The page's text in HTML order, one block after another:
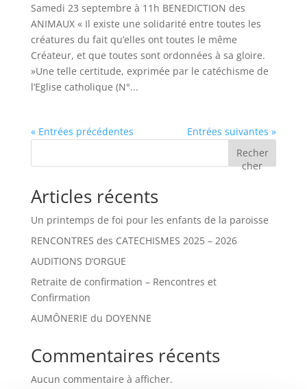
Samedi 23 septembre à 11h BENEDICTION des
ANIMAUX « Il existe une solidarité entre toutes les
créatures du fait qu’elles ont toutes le même
Créateur, et que toutes sont ordonnées à sa gloire.
»Une telle certitude, exprimée par le catéchisme de
l’Eglise catholique (N°...
« Entrées précédentes
Entrées suivantes »
Recher
cher
Articles récents
Un printemps de foi pour les enfants de la paroisse
RENCONTRES des CATECHISMES 2025 – 2026
AUDITIONS D’ORGUE
Retraite de confirmation – Rencontres et
Confirmation
AUMÔNERIE du DOYENNE
Commentaires récents
Aucun commentaire à afficher.